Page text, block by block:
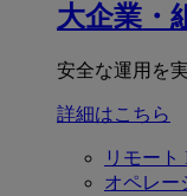
大企業・
安全な運用を
詳細はこちら
リモート
オペレー